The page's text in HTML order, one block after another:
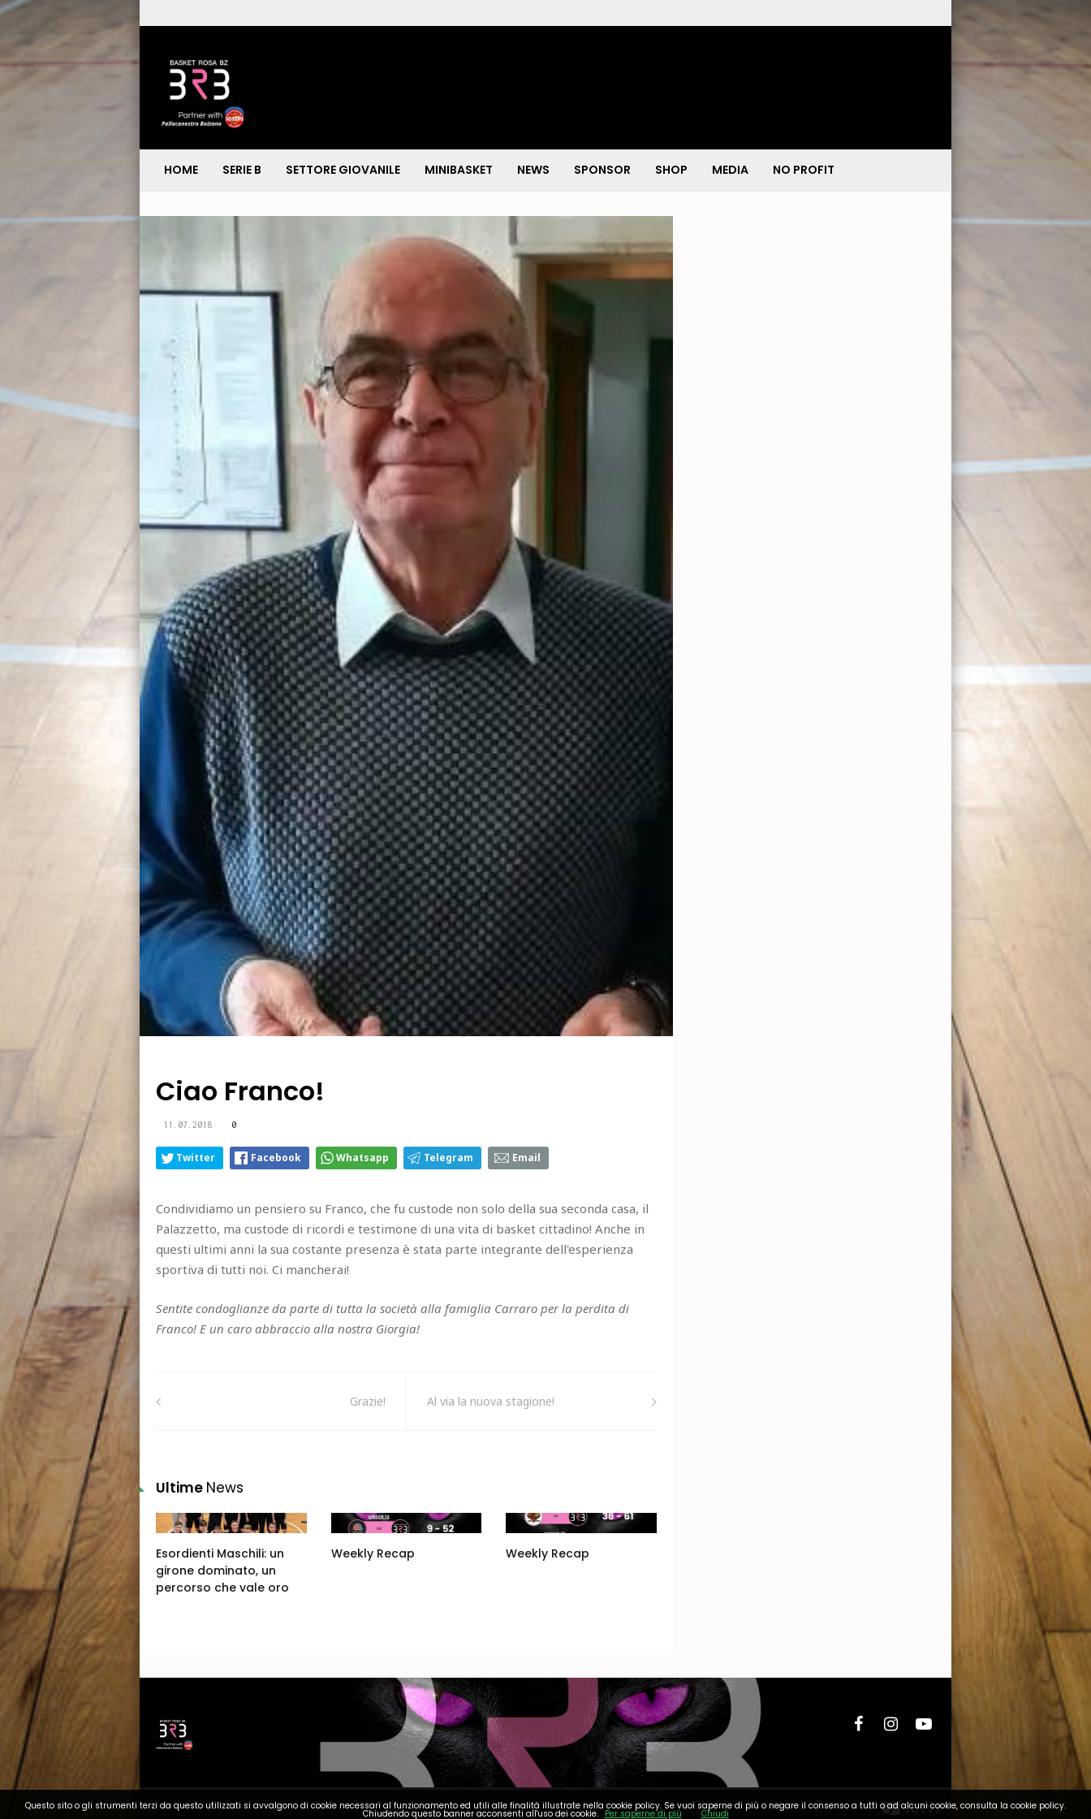
HOME SERIE B SETTORE GIOVANILE MINIBASKET NEWS SPONSOR SHOP MEDIA NO PROFIT
Ciao Franco!
11.07.2018 0
Twitter Facebook Whatsapp Telegram Email
Condividiamo un pensiero su Franco, che fu custode non solo della sua seconda casa, il
Palazzetto, ma custode di ricordi e testimone di una vita di basket cittadino! Anche in
questi ultimi anni la sua costante presenza è stata parte integrante dell'esperienza
sportiva di tutti noi. Ci mancherai!
Sentite condoglianze da parte di tutta la società alla famiglia Carraro per la perdita di
Franco! E un caro abbraccio alla nostra Giorgia!
Grazie! Al via la nuova stagione!
Ultime News
Esordienti Maschili: un
girone dominato, un
percorso che vale oro
Weekly Recap Weekly Recap
Questo sito o gli strumenti terzi da questo utilizzati si avvalgono di cookie necessari al funzionamento ed utili alle finalità illustrate nella cookie policy. Se vuoi saperne di più o negare il consenso a tutti o ad alcuni cookie, consulta la cookie policy.
Chiudendo questo banner acconsenti all'uso dei cookie. Per saperne di più Chiudi